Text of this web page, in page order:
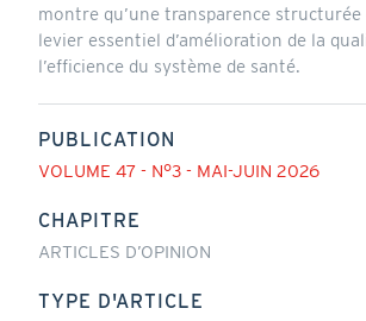
montre qu’une transparence
levier essentiel d’amélioration de la
l’efficience du système de santé.
PUBLICATION
VOLUME 47 - N°3 - MAI-JUIN 2026
CHAPITRE
ARTICLES D’OPINION
TYPE D'ARTICLE